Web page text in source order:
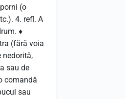
(o
4. refl. A
♦
(fără voia
nedorită,
sau de
comandă
sau